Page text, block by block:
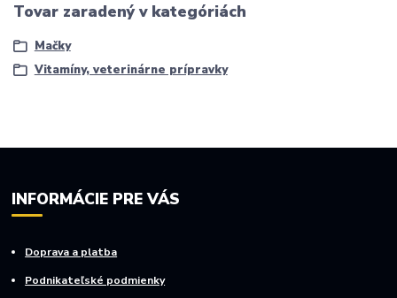
Tovar zaradený v kategóriách
Mačky
Vitamíny, veterinárne prípravky
INFORMÁCIE PRE VÁS
Doprava a platba
Podnikateľské podmienky